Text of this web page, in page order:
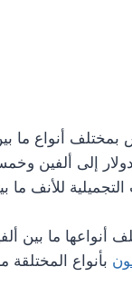
أنواع ما
إلى ألفين
للأنف ما
أنواعها ما بين
بأنواع المختلقة